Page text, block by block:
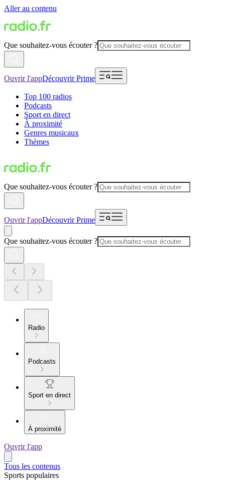
Aller au contenu
Que souhaitez-vous écouter ?
Ouvrir l'appDécouvrir Prime
Top 100 radios
Podcasts
Sport en direct
À proximité
Genres musicaux
Thèmes
Que souhaitez-vous écouter ?
Ouvrir l'appDécouvrir Prime
Que souhaitez-vous écouter ?
Radio
Podcasts
Sport en direct
À proximité
Ouvrir l'app
Tous les contenus
Sports populaires